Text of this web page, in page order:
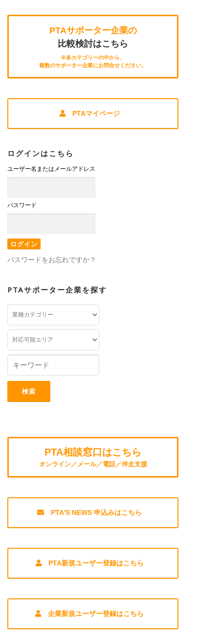
PTAサポーター企業の
比較検討はこちら
※各カテゴリーの中から、
複数のサポーター企業にお問合せください。
PTAマイページ
ログインはこちら
ユーザー名またはメールアドレス
パスワード
パスワードをお忘れですか？
PTAサポーター企業を探す
PTA相談窓口はこちら
オンライン／メール／電話／伴走支援
PTA'S NEWS 申込みはこちら
PTA新規ユーザー登録はこちら
企業新規ユーザー登録はこちら